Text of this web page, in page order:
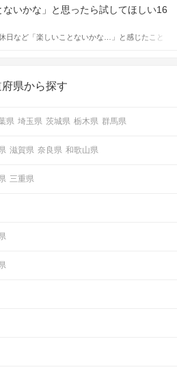
動に繋げるべきかをご紹介していきます。
どう誘ったらいいの？」とお困りの男性もいら
いでしょうか。 そこで今回は、男性から女性へ
トの誘い方のコツをご紹介します。例文も混じ
ので、ぜひ参考にしてください。
ないかな」と思ったら試してほしい16
日など「楽しいことないかな…」と感じたこと
デアを集めました♪ いままさに楽しいことを探し
県から探す
県 埼玉県 茨城県 栃木県 群馬県
滋賀県 奈良県 和歌山県
三重県